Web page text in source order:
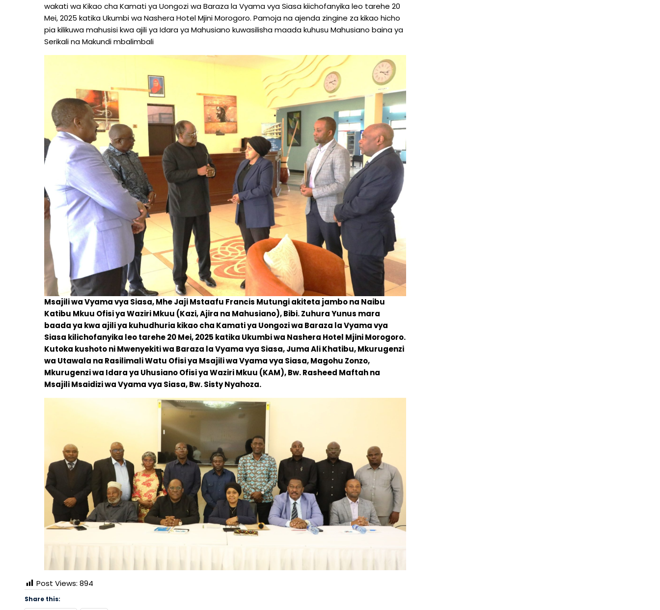
wakati wa Kikao cha Kamati ya Uongozi wa Baraza la Vyama vya Siasa kiichofanyika leo tarehe 20
Mei, 2025 katika Ukumbi wa Nashera Hotel Mjini Morogoro. Pamoja na ajenda zingine za kikao hicho
pia kilikuwa mahusisi kwa ajili ya Idara ya Mahusiano kuwasilisha maada kuhusu Mahusiano baina ya
Serikali na Makundi mbalimbali
Msajili wa Vyama vya Siasa, Mhe Jaji Mstaafu Francis Mutungi akiteta jambo na Naibu
Katibu Mkuu Ofisi ya Waziri Mkuu (Kazi, Ajira na Mahusiano), Bibi. Zuhura Yunus mara
baada ya kwa ajili ya kuhudhuria kikao cha Kamati ya Uongozi wa Baraza la Vyama vya
Siasa kilichofanyika leo tarehe 20 Mei, 2025 katika Ukumbi wa Nashera Hotel Mjini Morogoro.
Kutoka kushoto ni Mwenyekiti wa Baraza la Vyama vya Siasa, Juma Ali Khatibu, Mkurugenzi
wa Utawala na Rasilimali Watu Ofisi ya Msajili wa Vyama vya Siasa, Magohu Zonzo,
Mkurugenzi wa Idara ya Uhusiano Ofisi ya Waziri Mkuu (KAM), Bw. Rasheed Maftah na
Msajili Msaidizi wa Vyama vya Siasa, Bw. Sisty Nyahoza.
Post Views: 894
Share this: